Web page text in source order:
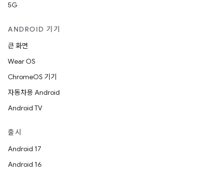
5G
ANDROID 기기
큰 화면
Wear OS
ChromeOS 기기
자동차용 Android
Android TV
출시
Android 17
Android 16